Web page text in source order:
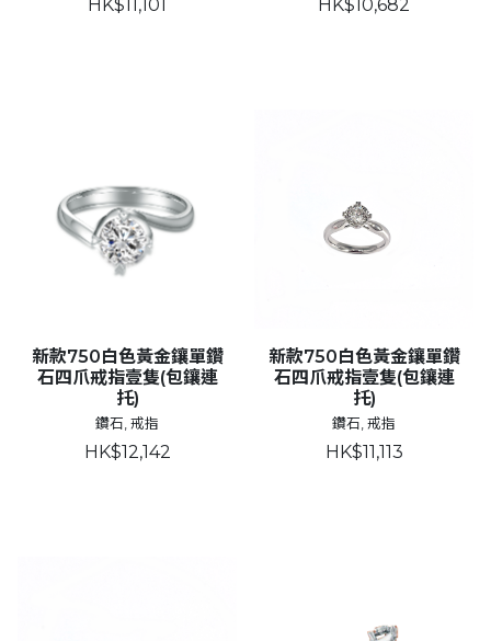
HK$11,101 HK$10,682
新款750白色黃金鑲單鑽
石四爪戒指壹隻(包鑲連
托)
鑽石, 戒指
HK$12,142
新款750白色黃金鑲單鑽
石四爪戒指壹隻(包鑲連
托)
鑽石, 戒指
HK$11,113